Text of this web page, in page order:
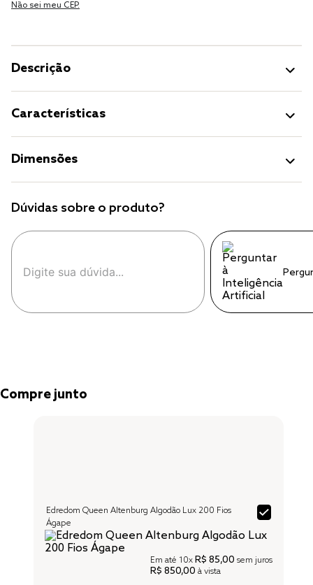
Não sei meu CEP.
Descrição
Características
Dimensões
Dúvidas sobre o produto?
Compre junto
Edredom Queen Altenburg Algodão Lux 200 Fios
Ágape
Em até 10x R$ 85,00 sem juros
R$ 850,00 à vista